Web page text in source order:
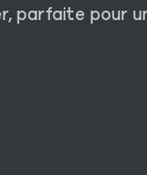
pour